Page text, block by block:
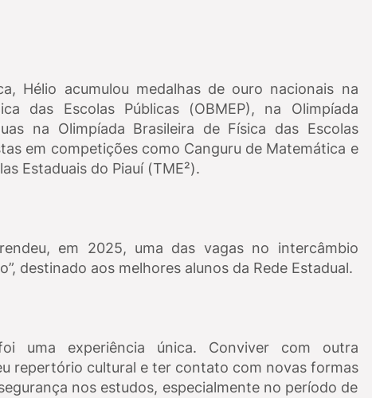
Hélio acumulou medalhas de ouro nacionais na
das Escolas Públicas (OBMEP), na Olimpíada
na Olimpíada Brasileira de Física das Escolas
em competições como Canguru de Matemática e
Estaduais do Piauí (TME²).
em 2025, uma das vagas no intercâmbio
destinado aos melhores alunos da Rede Estadual.
uma experiência única. Conviver com outra
repertório cultural e ter contato com novas formas
nos estudos, especialmente no período de